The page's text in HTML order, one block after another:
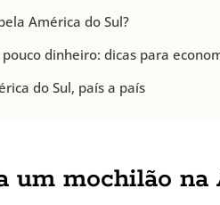
América do Sul?
dinheiro: dicas para
do Sul, país a país
um mochilão